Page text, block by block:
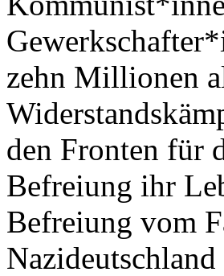
zehn Millionen
den Fronten für
Befreiung ihr
Befreiung vom